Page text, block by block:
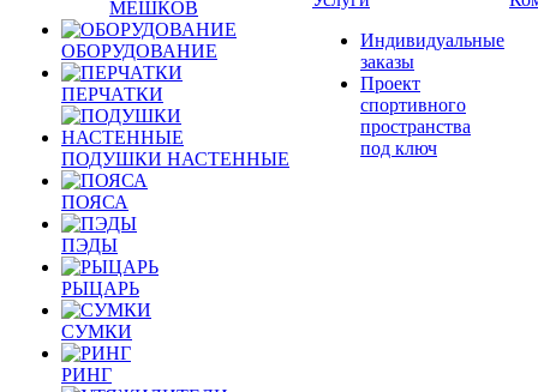
МЕШКОВ
ОБОРУДОВАНИЕ
ПЕРЧАТКИ
ПОДУШКИ НАСТЕННЫЕ
ПОЯСА
ПЭДЫ
РЫЦАРЬ
СУМКИ
РИНГ
Индивидуальные
заказы
Проект
спортивного
пространства
под ключ